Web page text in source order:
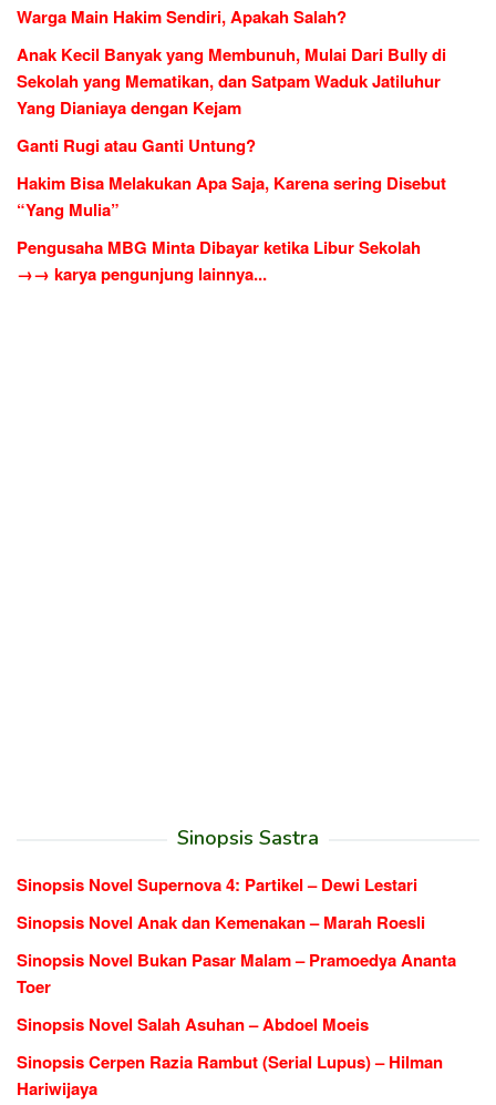
Warga Main Hakim Sendiri, Apakah Salah?
Anak Kecil Banyak yang Membunuh, Mulai Dari Bully di
Sekolah yang Mematikan, dan Satpam Waduk Jatiluhur
Yang Dianiaya dengan Kejam
Ganti Rugi atau Ganti Untung?
Hakim Bisa Melakukan Apa Saja, Karena sering Disebut
“Yang Mulia”
Pengusaha MBG Minta Dibayar ketika Libur Sekolah
→→ karya pengunjung lainnya...
Sinopsis Sastra
Sinopsis Novel Supernova 4: Partikel – Dewi Lestari
Sinopsis Novel Anak dan Kemenakan – Marah Roesli
Sinopsis Novel Bukan Pasar Malam – Pramoedya Ananta
Toer
Sinopsis Novel Salah Asuhan – Abdoel Moeis
Sinopsis Cerpen Razia Rambut (Serial Lupus) – Hilman
Hariwijaya